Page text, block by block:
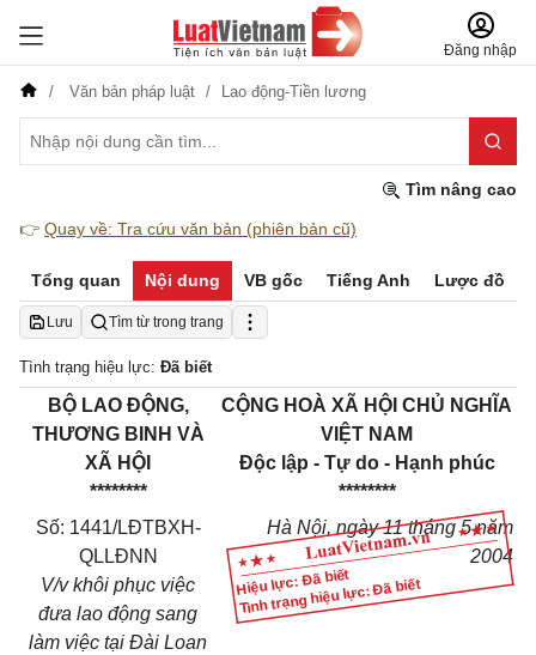
Đăng nhập
Văn bản pháp luật Lao động-Tiền lương
Tìm nâng cao
👉 Quay về: Tra cứu văn bản (phiên bản cũ)
Tổng quan Nội dung VB gốc Tiếng Anh Lược đồ
Lưu Tìm từ trong trang
Tình trạng hiệu lực: Đã biết
Hiệu lực: Đã biết
Tình trạng hiệu lực: Đã biết
BỘ LAO ĐỘNG,
THƯƠNG BINH VÀ
XÃ HỘI
********
CỘNG HOÀ XÃ HỘI CHỦ NGHĨA
VIỆT NAM
Độc lập - Tự do - Hạnh phúc
********
Số: 1441/LĐTBXH-
QLLĐNN
V/v khôi phục việc
đưa lao động sang
làm việc tại Đài Loan
Hà Nội, ngày 11 tháng 5 năm
2004